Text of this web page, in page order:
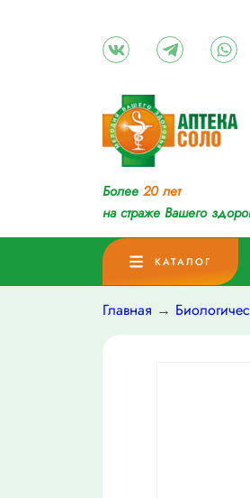
Более 20 лет
на страже Вашего
КАТАЛОГ
Главная →